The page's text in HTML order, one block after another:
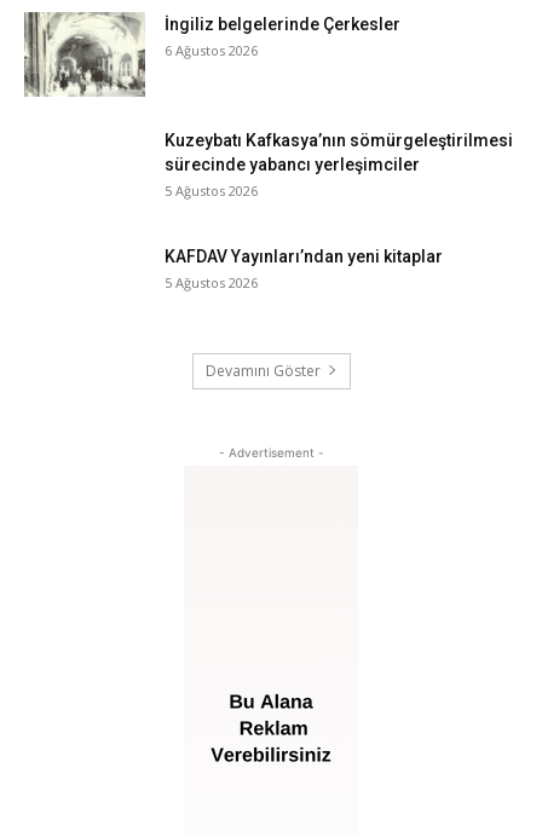
İngiliz belgelerinde Çerkesler
6 Ağustos 2026
Kuzeybatı Kafkasya’nın sömürgeleştirilmesi
sürecinde yabancı yerleşimciler
5 Ağustos 2026
KAFDAV Yayınları’ndan yeni kitaplar
5 Ağustos 2026
Devamını Göster
- Advertisement -